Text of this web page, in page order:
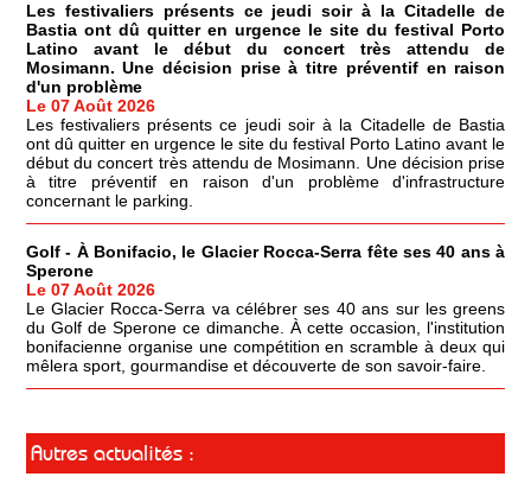
Les festivaliers présents ce jeudi soir à la Citadelle de
Bastia ont dû quitter en urgence le site du festival Porto
Latino avant le début du concert très attendu de
Mosimann. Une décision prise à titre préventif en raison
d'un problème
Le 07 Août 2026
Les festivaliers présents ce jeudi soir à la Citadelle de Bastia
ont dû quitter en urgence le site du festival Porto Latino avant le
début du concert très attendu de Mosimann. Une décision prise
à titre préventif en raison d'un problème d'infrastructure
concernant le parking.
Golf - À Bonifacio, le Glacier Rocca-Serra fête ses 40 ans à
Sperone
Le 07 Août 2026
Le Glacier Rocca-Serra va célébrer ses 40 ans sur les greens
du Golf de Sperone ce dimanche. À cette occasion, l'institution
bonifacienne organise une compétition en scramble à deux qui
mêlera sport, gourmandise et découverte de son savoir-faire.
Autres actualités :